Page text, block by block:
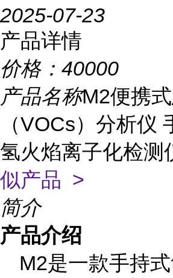
2025-07-23
产品详情
价格： 40000
产品名称M2便携
（VOCs）分析仪
氢火焰离子化检测
似产品 >
简介
产品介绍
M2是一款手持